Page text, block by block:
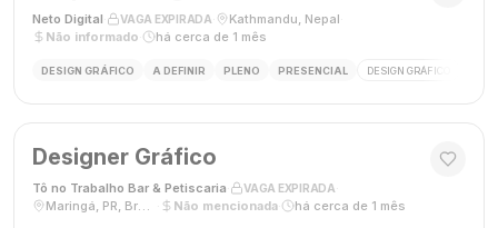
Neto Digital VAGA EXPIRADA Kathmandu, Nepal
Não informado
há cerca de 1 mês
DESIGN GRÁFICO A DEFINIR PLENO PRESENCIAL DESIGN GRÁFICO
Designer Gráfico
Tô no Trabalho Bar & Petiscaria VAGA EXPIRADA
Maringá, PR, Brasil
Não mencionada há cerca de 1 mês